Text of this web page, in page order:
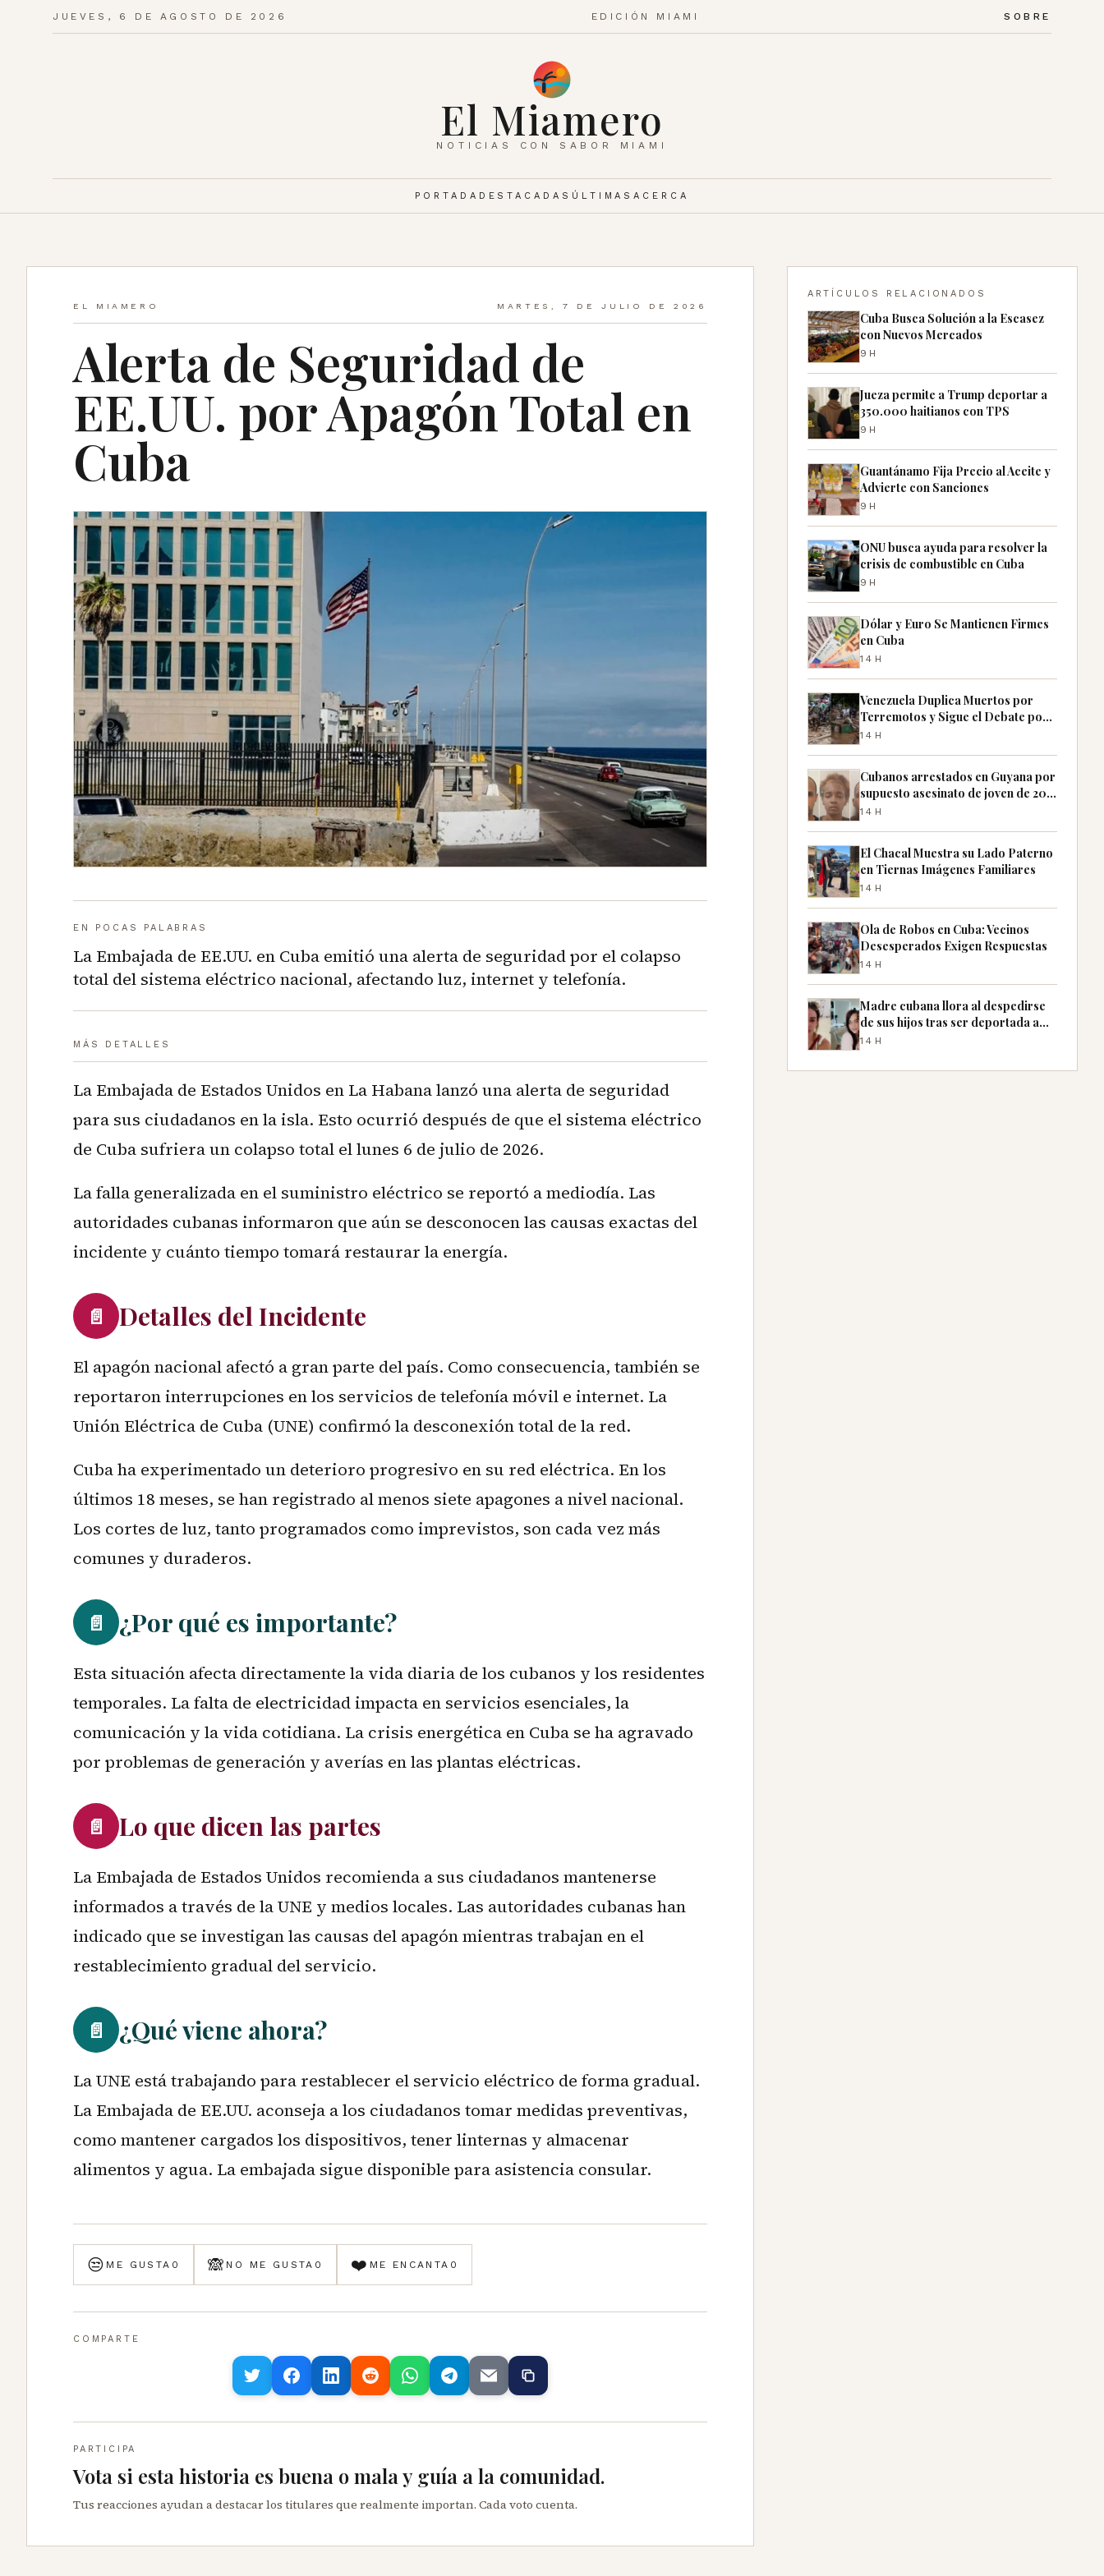
JUEVES, 6 DE AGOSTO DE 2026 EDICIÓN MIAMI SOBRE
El Miamero
NOTICIAS CON SABOR MIAMI
PORTADA DESTACADAS ÚLTIMASACERCA
EL MIAMERO MARTES, 7 DE JULIO DE 2026
Alerta de Seguridad de
EE.UU. por Apagón Total en
Cuba
EN POCAS PALABRAS
La Embajada de EE.UU. en Cuba emitió una alerta de seguridad por el colapso
total del sistema eléctrico nacional, afectando luz, internet y telefonía.
MÁS DETALLES
La Embajada de Estados Unidos en La Habana lanzó una alerta de seguridad
para sus ciudadanos en la isla. Esto ocurrió después de que el sistema eléctrico
de Cuba sufriera un colapso total el lunes 6 de julio de 2026.
La falla generalizada en el suministro eléctrico se reportó a mediodía. Las
autoridades cubanas informaron que aún se desconocen las causas exactas del
incidente y cuánto tiempo tomará restaurar la energía.
📄 Detalles del Incidente
El apagón nacional afectó a gran parte del país. Como consecuencia, también se
reportaron interrupciones en los servicios de telefonía móvil e internet. La
Unión Eléctrica de Cuba (UNE) confirmó la desconexión total de la red.
Cuba ha experimentado un deterioro progresivo en su red eléctrica. En los
últimos 18 meses, se han registrado al menos siete apagones a nivel nacional.
Los cortes de luz, tanto programados como imprevistos, son cada vez más
comunes y duraderos.
📄 ¿Por qué es importante?
Esta situación afecta directamente la vida diaria de los cubanos y los residentes
temporales. La falta de electricidad impacta en servicios esenciales, la
comunicación y la vida cotidiana. La crisis energética en Cuba se ha agravado
por problemas de generación y averías en las plantas eléctricas.
📄 Lo que dicen las partes
La Embajada de Estados Unidos recomienda a sus ciudadanos mantenerse
informados a través de la UNE y medios locales. Las autoridades cubanas han
indicado que se investigan las causas del apagón mientras trabajan en el
restablecimiento gradual del servicio.
📄 ¿Qué viene ahora?
La UNE está trabajando para restablecer el servicio eléctrico de forma gradual.
La Embajada de EE.UU. aconseja a los ciudadanos tomar medidas preventivas,
como mantener cargados los dispositivos, tener linternas y almacenar
alimentos y agua. La embajada sigue disponible para asistencia consular.
😒 ME GUSTA 0 🙈 NO ME GUSTA 0 ❤️ ME ENCANTA 0
COMPARTE
PARTICIPA
Vota si esta historia es buena o mala y guía a la comunidad.
Tus reacciones ayudan a destacar los titulares que realmente importan. Cada voto cuenta.
ARTÍCULOS RELACIONADOS
Cuba Busca Solución a la Escasez
con Nuevos Mercados
9H
Jueza permite a Trump deportar a
350.000 haitianos con TPS
9H
Guantánamo Fija Precio al Aceite y
Advierte con Sanciones
9H
ONU busca ayuda para resolver la
crisis de combustible en Cuba
9H
Dólar y Euro Se Mantienen Firmes
en Cuba
14H
Venezuela Duplica Muertos por
Terremotos y Sigue el Debate por
Desaparecidos
14H
Cubanos arrestados en Guyana por
supuesto asesinato de joven de 20
años
14H
El Chacal Muestra su Lado Paterno
en Tiernas Imágenes Familiares
14H
Ola de Robos en Cuba: Vecinos
Desesperados Exigen Respuestas
14H
Madre cubana llora al despedirse
de sus hijos tras ser deportada a
México
14H